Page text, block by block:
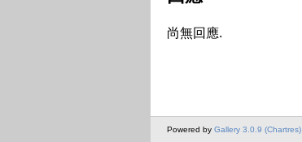
尚無回應.
Powered by Gallery 3.0.9 (Chartres)